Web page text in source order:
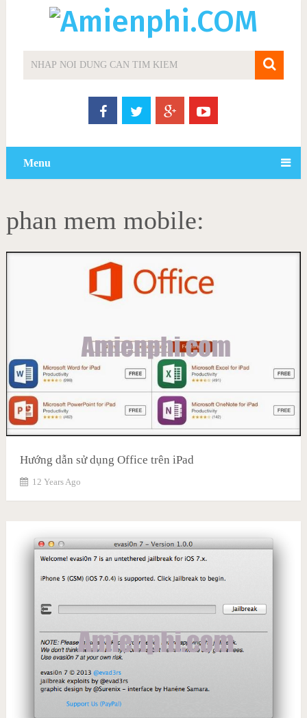
Menu
phan mem mobile:
Hướng dẫn sử dụng Office trên iPad
12 Years Ago